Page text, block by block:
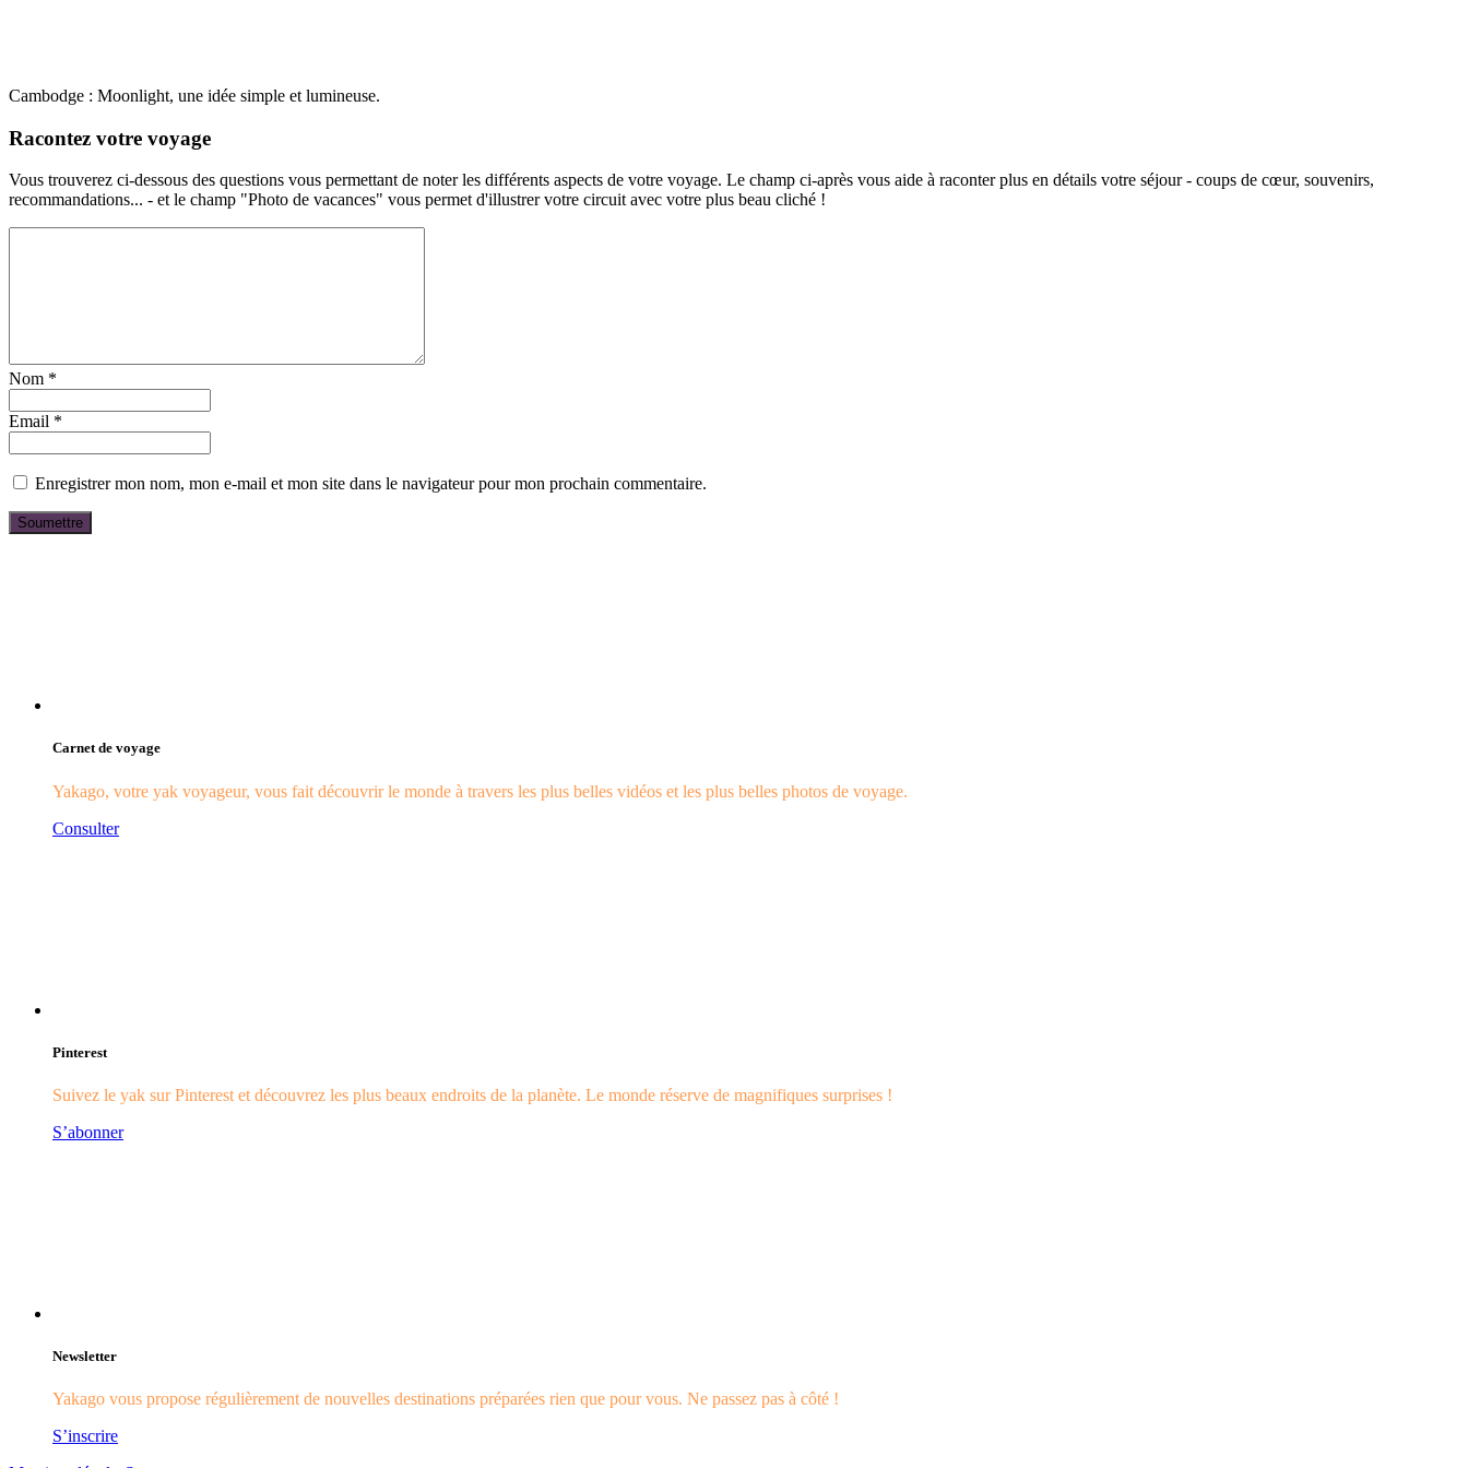
Cambodge : Moonlight, une idée simple et lumineuse.
Racontez votre voyage
Vous trouverez ci-dessous des questions vous permettant de noter les différents aspects de votre voyage. Le champ ci-après vous aide à raconter plus en détails votre séjour - coups de cœur, souvenirs,
recommandations... - et le champ "Photo de vacances" vous permet d'illustrer votre circuit avec votre plus beau cliché !
Nom *
Email *
Enregistrer mon nom, mon e-mail et mon site dans le navigateur pour mon prochain commentaire.
Carnet de voyage
Yakago, votre yak voyageur, vous fait découvrir le monde à travers les plus belles vidéos et les plus belles photos de voyage.
Consulter
Pinterest
Suivez le yak sur Pinterest et découvrez les plus beaux endroits de la planète. Le monde réserve de magnifiques surprises !
S’abonner
Newsletter
Yakago vous propose régulièrement de nouvelles destinations préparées rien que pour vous. Ne passez pas à côté !
S’inscrire